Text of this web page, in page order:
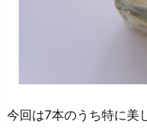
今回は7本のうち特に美